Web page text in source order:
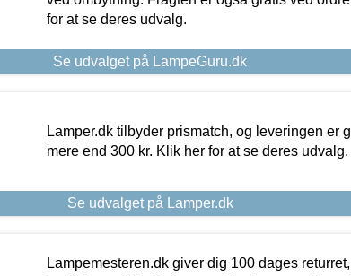
for at se deres udvalg.
Se udvalget på LampeGuru.dk
Lamper.dk tilbyder prismatch, og leveringen er
mere end 300 kr. Klik her for at se deres udvalg.
Se udvalget på Lamper.dk
Lampemesteren.dk giver dig 100 dages